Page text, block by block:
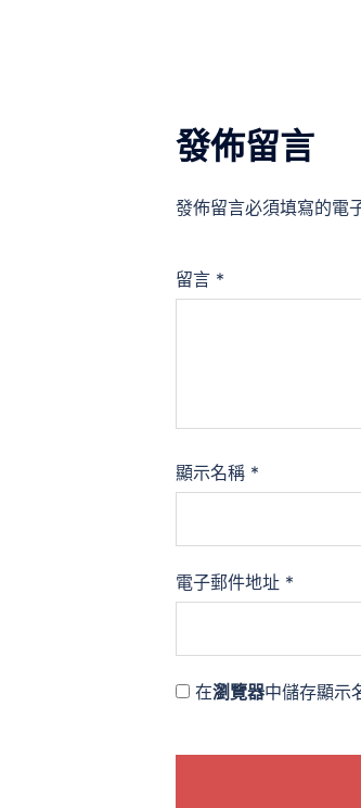
發佈留言
發佈留言必須填寫的電
留言 *
顯示名稱 *
電子郵件地址 *
在瀏覽器中儲存顯示